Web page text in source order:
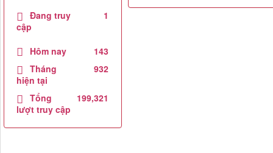
Đang truy
cập
1
Hôm nay
143
Tháng
hiện tại
932
Tổng
lượt truy cập
199,321